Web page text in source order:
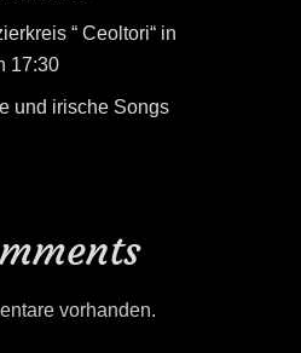
“ Ceoltori“ in
17:30
und irische Songs
vorhanden.